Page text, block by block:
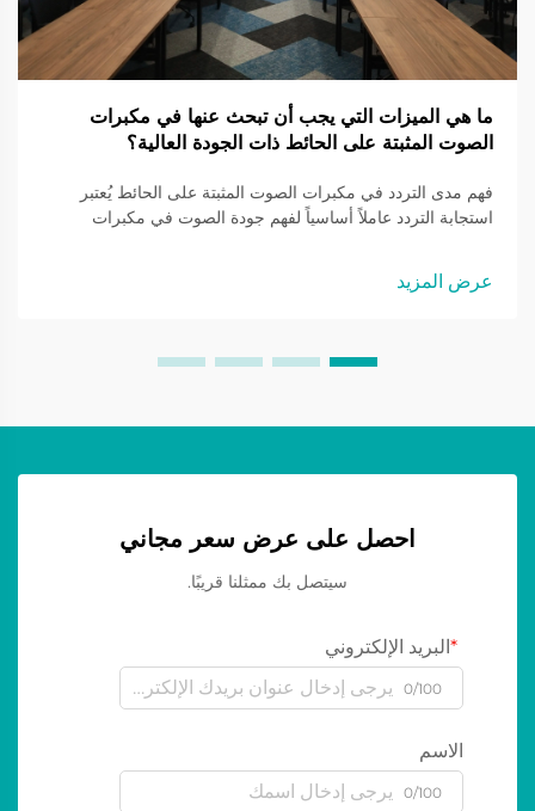
ما هي الميزات التي يجب أن تبحث عنها في مكبرات
الصوت المثبتة على الحائط ذات الجودة العالية؟
فهم مدى التردد في مكبرات الصوت المثبتة على الحائط يُعتبر
استجابة التردد عاملاً أساسياً لفهم جودة الصوت في مكبرات
عرض المزيد
احصل على عرض سعر مجاني
سيتصل بك ممثلنا قريبًا.
البريد الإلكتروني
0/100
الاسم
0/100